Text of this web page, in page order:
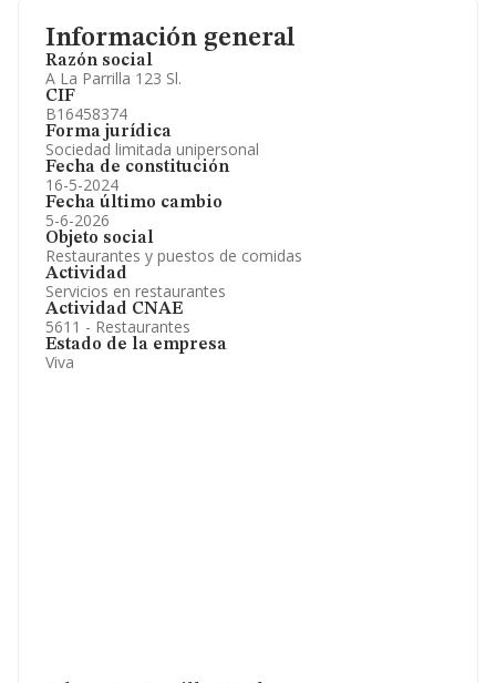
Información general
Razón social
A La Parrilla 123 Sl.
CIF
B16458374
Forma jurídica
Sociedad limitada unipersonal
Fecha de constitución
16-5-2024
Fecha último cambio
5-6-2026
Objeto social
Restaurantes y puestos de comidas
Actividad
Servicios en restaurantes
Actividad CNAE
5611 - Restaurantes
Estado de la empresa
Viva
Información oficial y registral complementaria.